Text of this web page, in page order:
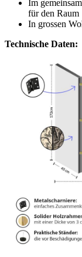
Im
für den Raum
In grossen
Technische Daten: